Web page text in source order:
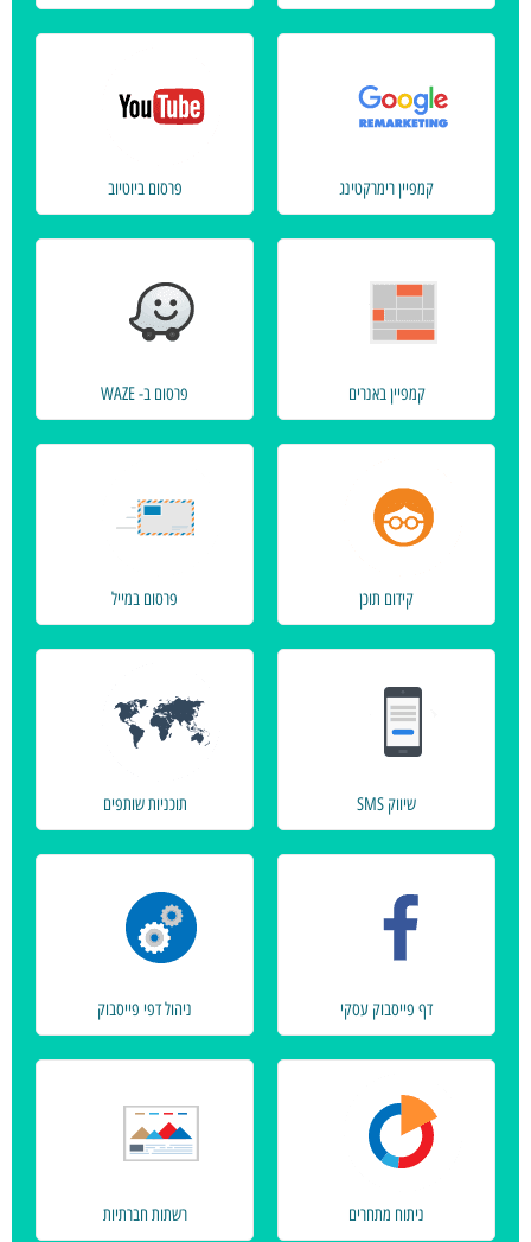
קמפיין רימרקטינג פרסום ביוטיוב
קמפיין באנרים
קידום תוכן
שיווק SMS
פרסום ב- WAZE
פרסום במייל
תוכניות שותפים
דף פייסבוק עסקי
ניתוח מתחרים
ניהול דפי פייסבוק
רשתות חברתיות